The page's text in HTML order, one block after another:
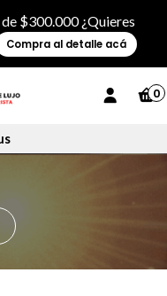
$300.000 ¿Quieres
Compra al detalle acá
0